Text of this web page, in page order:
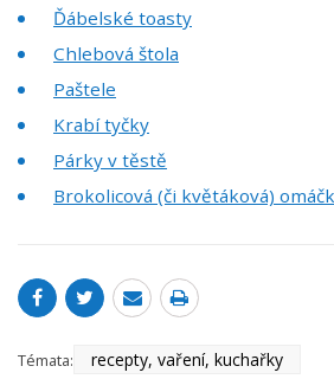
Ďábelské toasty
Chlebová štola
Paštele
Krabí tyčky
Párky v těstě
Brokolicová (či květáková)
Témata: recepty, vaření, kuchařky